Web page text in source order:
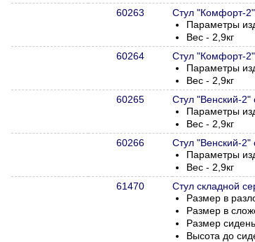
60263
Стул "Комфорт-
Параметры
Вес - 2,9кг
60264
Стул "Комфорт-2"
Параметры
Вес - 2,9кг
60265
Стул "Венский-2"
Параметры
Вес - 2,9кг
60266
Стул "Венский-2"
Параметры
Вес - 2,9кг
61470
Стул складной
Размер в
Размер в
Размер
Высота до